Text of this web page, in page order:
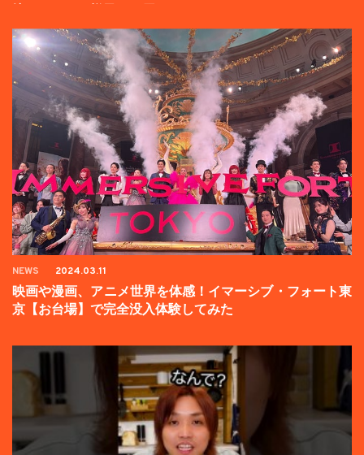
NEWS 2024.03.11
映画や漫画、アニメ世界を体感！イマーシブ・フォート東
京【お台場】で完全没入体験してみた